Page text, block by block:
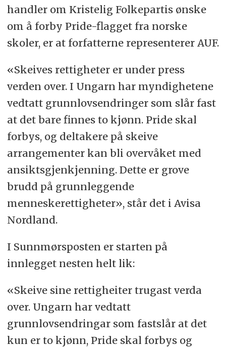
handler om Kristelig Folkepartis ønske
om å forby Pride-flagget fra norske
skoler, er at forfatterne representerer AUF.
«Skeives rettigheter er under press
verden over. I Ungarn har myndighetene
vedtatt grunnlovsendringer som slår fast
at det bare finnes to kjønn. Pride skal
forbys, og deltakere på skeive
arrangementer kan bli overvåket med
ansiktsgjenkjenning. Dette er grove
brudd på grunnleggende
menneskerettigheter», står det i Avisa
Nordland.
I Sunnmørsposten er starten på
innlegget nesten helt lik:
«Skeive sine rettigheiter trugast verda
over. Ungarn har vedtatt
grunnlovsendringar som fastslår at det
kun er to kjønn, Pride skal forbys og